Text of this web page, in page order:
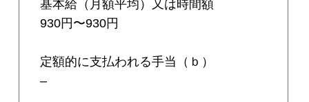
基本給（月額平均）又は時間額
930円〜930円
定額的に支払われる手当（ｂ）
–